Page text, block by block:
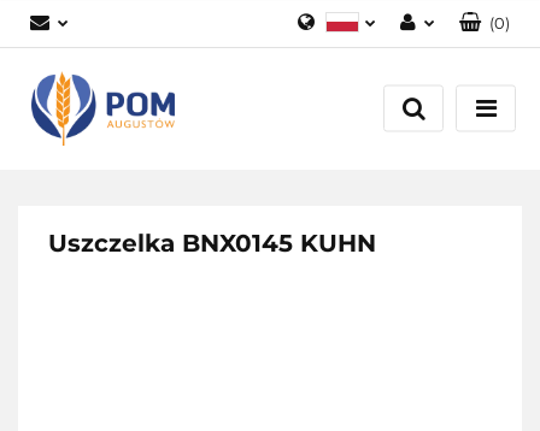
Zaloguj się
Załóż konto
(0)
Uszczelka BNX0145 KUHN